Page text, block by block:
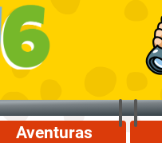
Aventuras